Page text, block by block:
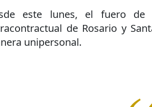
este lunes, el fuero de
de Rosario y
unipersonal.